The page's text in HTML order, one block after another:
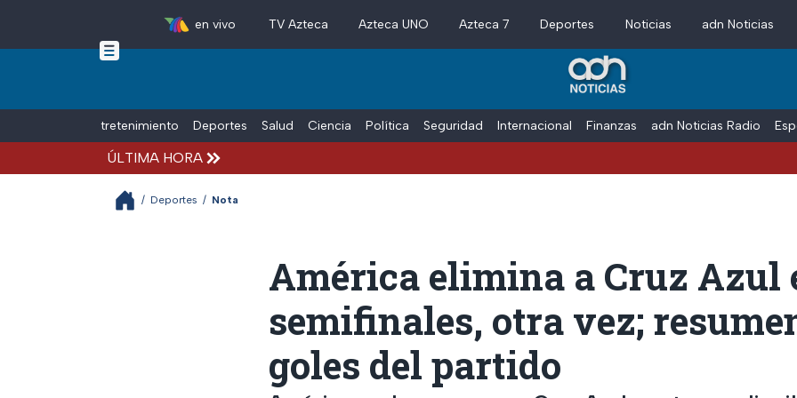
Skip to main content
en vivo TV Azteca Azteca UNO Azteca 7 Deportes Noticias adn Noticias
Entretenimiento Deportes Salud Ciencia Política Seguridad Internacional Finanzas adn Noticias Radio
ÚLTIMA HORA
/ Deportes / Nota
América elimina a Cruz Azul
semifinales, otra vez;
goles del partido